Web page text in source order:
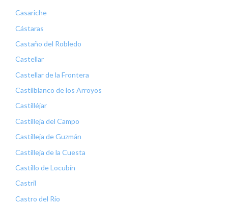
Casariche
Cástaras
Castaño del Robledo
Castellar
Castellar de la Frontera
Castilblanco de los Arroyos
Castilléjar
Castilleja del Campo
Castilleja de Guzmán
Castilleja de la Cuesta
Castillo de Locubín
Castril
Castro del Río